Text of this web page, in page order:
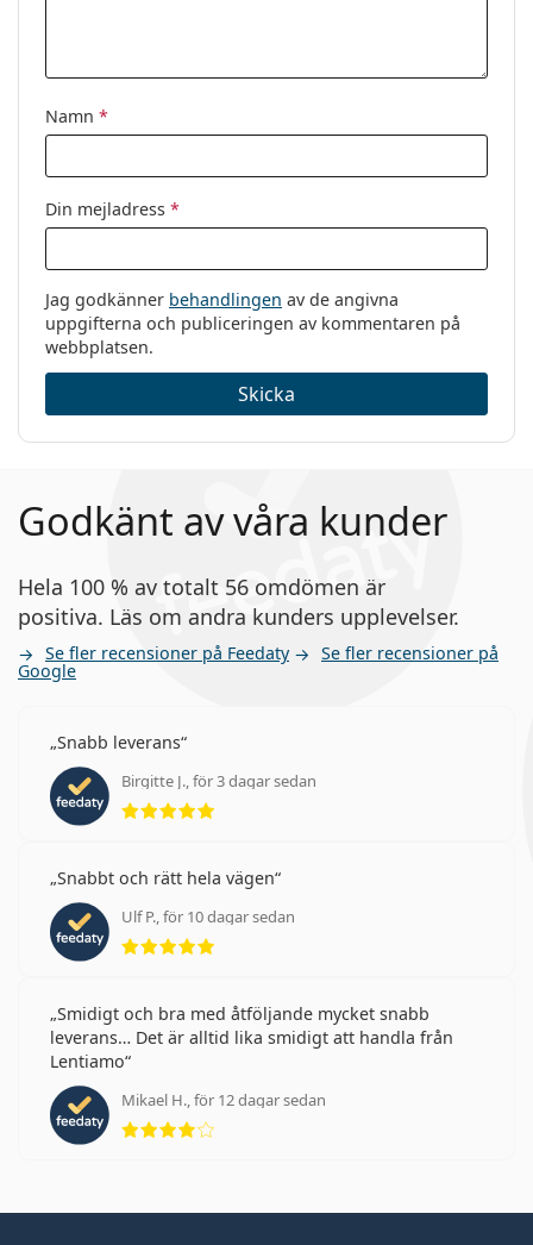
Namn *
Din mejladress *
Jag godkänner behandlingen av de angivna
uppgifterna och publiceringen av kommentaren på
webbplatsen.
Skicka
Godkänt av våra kunder
Hela 100 % av totalt 56 omdömen är
positiva. Läs om andra kunders upplevelser.
Se fler recensioner på Feedaty Se fler recensioner på
Google
Snabb leverans
Birgitte J., för 3 dagar sedan
Betyg 5 av 5
Snabbt och rätt hela vägen
Ulf P., för 10 dagar sedan
Betyg 5 av 5
Smidigt och bra med åtföljande mycket snabb
leverans… Det är alltid lika smidigt att handla från
Lentiamo
Mikael H., för 12 dagar sedan
Betyg 4 av 5